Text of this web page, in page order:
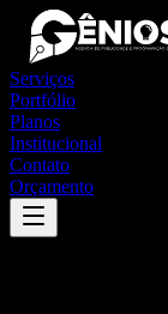
Serviços
Portfólio
Planos
Institucional
Contato
Orçamento